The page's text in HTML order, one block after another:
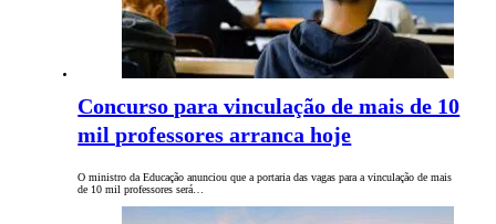
Concurso para vinculação de mais de 10
mil professores arranca hoje
O ministro da Educação anunciou que a portaria das vagas para a vinculação de mais
de 10 mil professores será…